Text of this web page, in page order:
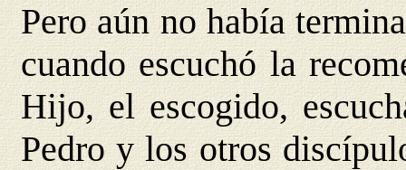
Pero aún no había
cuando escuchó la
Hijo, el escogido,
Pedro y los otros